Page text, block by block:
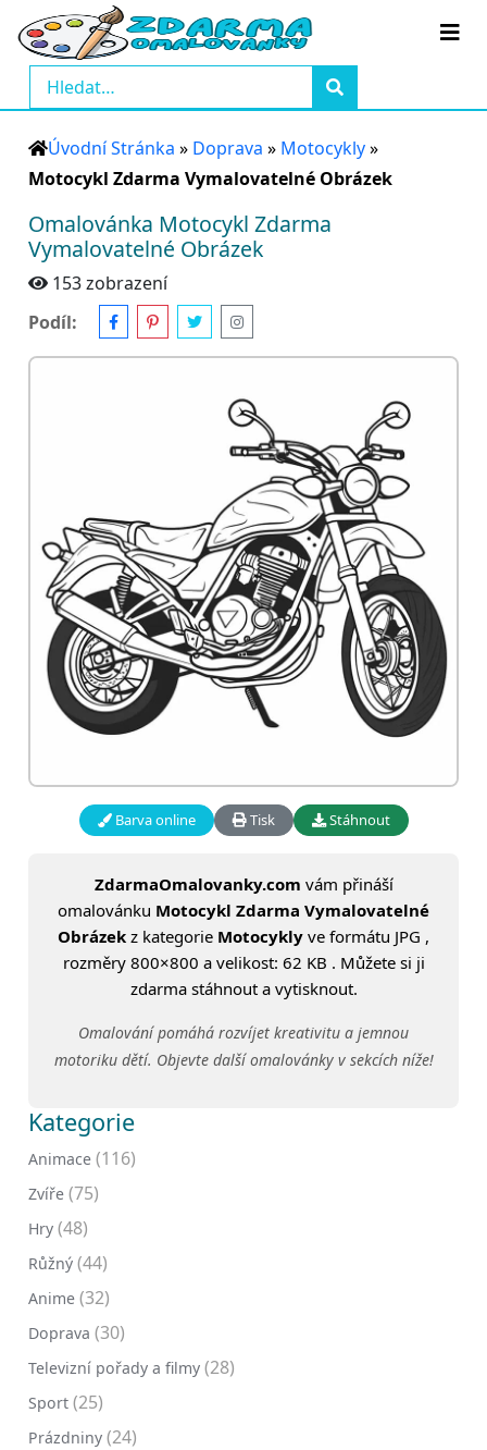
Úvodní Stránka » Doprava » Motocykly»
Motocykl Zdarma Vymalovatelné Obrázek
Omalovánka Motocykl Zdarma
Vymalovatelné Obrázek
153 zobrazení
Podíl:
Barva online Tisk Stáhnout
ZdarmaOmalovanky.com vám přináší
omalovánku Motocykl Zdarma Vymalovatelné
Obrázek z kategorie Motocykly ve formátu JPG ,
rozměry 800×800 a velikost: 62 KB . Můžete si ji
zdarma stáhnout a vytisknout.
Omalování pomáhá rozvíjet kreativitu a jemnou
motoriku dětí. Objevte další omalovánky v sekcích níže!
Kategorie
Animace (116)
Zvíře (75)
Hry (48)
Růžný (44)
Anime (32)
Doprava (30)
Televizní pořady a filmy (28)
Sport (25)
Prázdniny (24)